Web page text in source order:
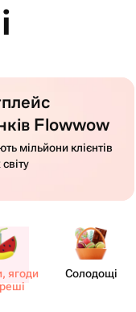
Flowwow
мільйони клієнтів
ягоди
Солодощі